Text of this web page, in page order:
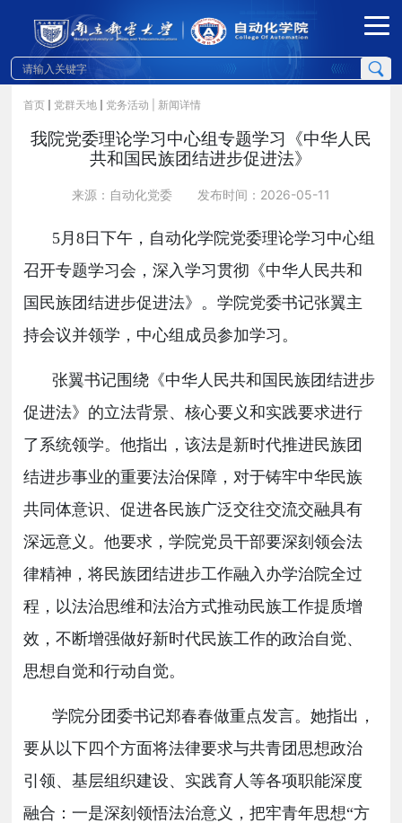
首页 党群天地 党务活动 | 新闻详情
我院党委理论学习中心组专题学习《中华人民
共和国民族团结进步促进法》
来源：自动化党委 发布时间：2026-05-11
5 月8日下午，自动化学院党委理论学习中心组
召开专题学习会，深入学习贯彻《中华人民共和
国民族团结进步促进法》。学院党委书记张翼主
持会议并领学，中心组成员参加学习。
张翼书记围绕《中华人民共和国民族团结进步
促进法》的立法背景、核心要义和实践要求进行
了系统领学。他指出，该法是新时代推进民族团
结进步事业的重要法治保障，对于铸牢中华民族
共同体意识、促进各民族广泛交往交流交融具有
深远意义。他要求，学院党员干部要深刻领会法
律精神，将民族团结进步工作融入办学治院全过
程，以法治思维和法治方式推动民族工作提质增
效，不断增强做好新时代民族工作的政治自觉、
思想自觉和行动自觉。
学院分团委书记郑春春做重点发言。她指出，
要从以下四个方面将法律要求与共青团思想政治
引领、基层组织建设、实践育人等各项职能深度
融合：一是深刻领悟法治意义，把牢青年思想“方